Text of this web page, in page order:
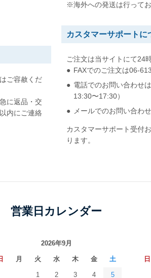
ご容赦くだ
に返品・交
内にご連絡
※海外への発送は行って
カスタマーサポートに
ご注文は当サイトにて24
FAXでのご注文は06-
電話でのお問い合わせ
13:30〜17:30）
メールでのお問い合わ
カスタマーサポート受付
ります。
営業日カレンダー
2026年9月
月 火 水 木 金 土
1 2 3 4 5
日